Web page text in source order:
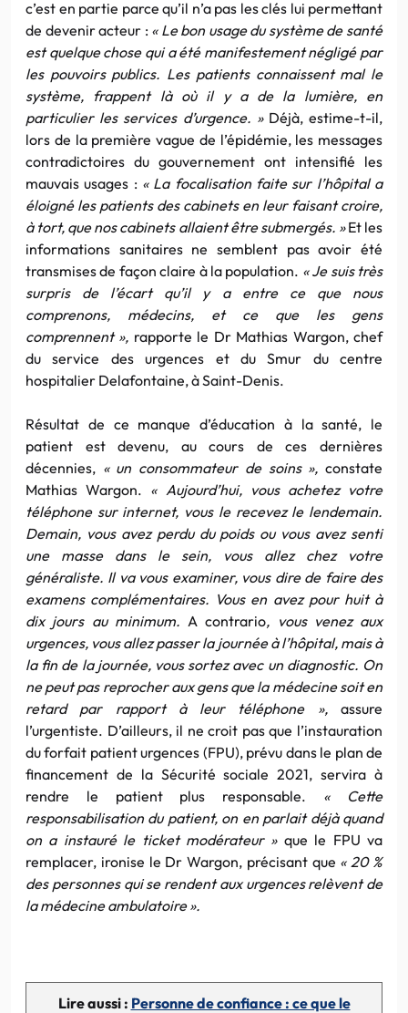
c’est en partie parce qu’il n’a pas les clés lui permettant
de devenir acteur : « Le bon usage du système de santé
est quelque chose qui a été manifestement négligé par
les pouvoirs publics. Les patients connaissent mal le
système, frappent là où il y a de la lumière, en
particulier les services d’urgence. »Déjà, estime-t-il,
lors de la première vague de l’épidémie, les messages
contradictoires du gouvernement ont intensifié les
mauvais usages : « La focalisation faite sur l’hôpital a
éloigné les patients des cabinets en leur faisant croire,
à tort, que nos cabinets allaient être submergés. »Et les
informations sanitaires ne semblent pas avoir été
transmises de façon claire à la population. « Je suis très
surpris de l’écart qu’il y a entre ce que nous
comprenons, médecins, et ce que les gens
comprennent », rapporte le Dr Mathias Wargon, chef
du service des urgences et du Smur du centre
hospitalier Delafontaine, à Saint-Denis.
Résultat de ce manque d’éducation à la santé, le
patient est devenu, au cours de ces dernières
décennies, « un consommateur de soins »,constate
Mathias Wargon. « Aujourd’hui, vous achetez votre
téléphone sur internet, vous le recevez le lendemain.
Demain, vous avez perdu du poids ou vous avez senti
une masse dans le sein, vous allez chez votre
généraliste. Il va vous examiner, vous dire de faire des
examens complémentaires. Vous en avez pour huit à
dix jours au minimum. A contrario, vous venez aux
urgences, vous allez passer la journée à l’hôpital, mais à
la fin de la journée, vous sortez avec un diagnostic. On
ne peut pas reprocher aux gens que la médecine soit en
retard par rapport à leur téléphone », assure
l’urgentiste. D’ailleurs, il ne croit pas que l’instauration
du forfait patient urgences (FPU), prévu dans le plan de
financement de la Sécurité sociale 2021, servira à
rendre le patient plus responsable. « Cette
responsabilisation du patient, on en parlait déjà quand
on a instauré le ticket modérateur » que le FPU va
remplacer, ironise le Dr Wargon, précisant que « 20 %
des personnes qui se rendent aux urgences relèvent de
la médecine ambulatoire ».
Lire aussi : Personne de confiance : ce que le